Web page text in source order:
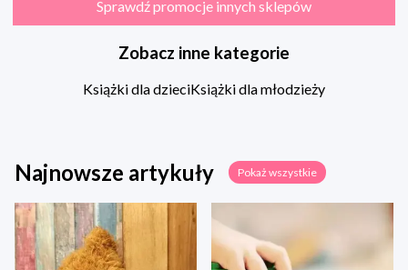
Sprawdź promocje innych sklepów
Zobacz inne kategorie
Książki dla dzieciKsiążki dla młodzieży
Najnowsze artykuły Pokaż wszystkie